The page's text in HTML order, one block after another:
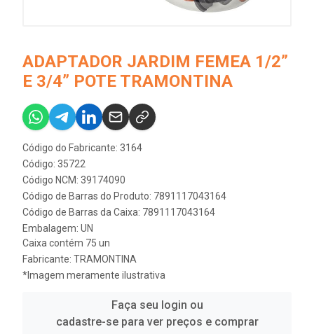
ADAPTADOR JARDIM FEMEA 1/2”
E 3/4” POTE TRAMONTINA
Código do Fabricante: 3164
Código: 35722
Código NCM: 39174090
Código de Barras do Produto: 7891117043164
Código de Barras da Caixa: 7891117043164
Embalagem: UN
Caixa contém 75 un
Fabricante: TRAMONTINA
*Imagem meramente ilustrativa
Faça seu login ou
cadastre-se para ver preços e comprar